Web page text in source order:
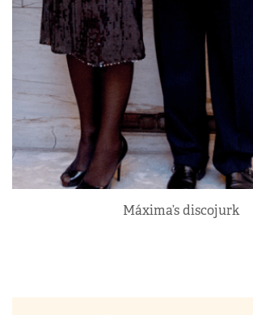
Máxima’s discojurk